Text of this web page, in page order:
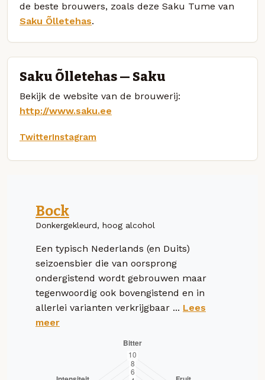
de beste brouwers, zoals deze Saku Tume van
Saku Õlletehas.
Saku Õlletehas — Saku
Bekijk de website van de brouwerij:
http://www.saku.ee
TwitterInstagram
Bock
Donkergekleurd, hoog alcohol
Een typisch Nederlands (en Duits)
seizoensbier die van oorsprong
ondergistend wordt gebrouwen maar
tegenwoordig ook bovengistend en in
allerlei varianten verkrijgbaar ... Lees
meer